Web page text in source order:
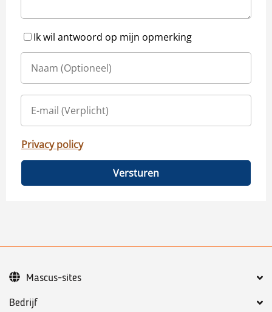
Ik wil antwoord op mijn opmerking
Privacy policy
Versturen
Bedrijf
Mascus-sites